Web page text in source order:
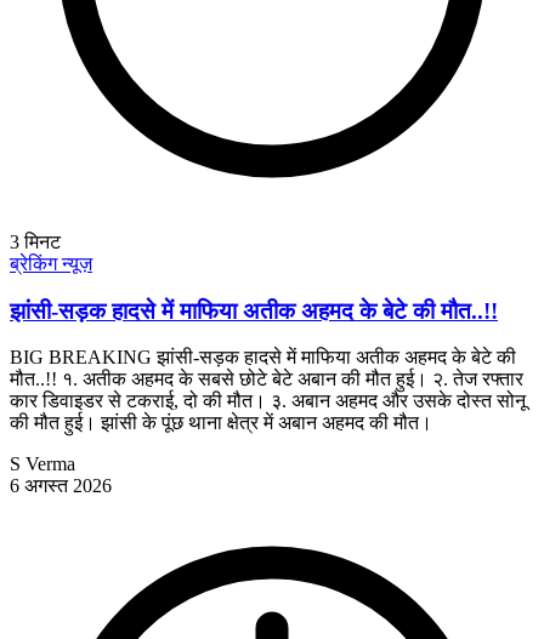
3मिनट
ब्रेकिंग न्यूज़
झांसी-सड़क हादसे में माफिया अतीक अहमद के बेटे की मौत..!!
BIG BREAKING झांसी-सड़क हादसे में माफिया अतीक अहमद के बेटे की
मौत..!! १. अतीक अहमद के सबसे छोटे बेटे अबान की मौत हुई। २. तेज रफ्तार
कार डिवाइडर से टकराई, दो की मौत। ३. अबान अहमद और उसके दोस्त सोनू
की मौत हुई। झांसी के पूंछ थाना क्षेत्र में अबान अहमद की मौत।
S Verma
6 अगस्त 2026